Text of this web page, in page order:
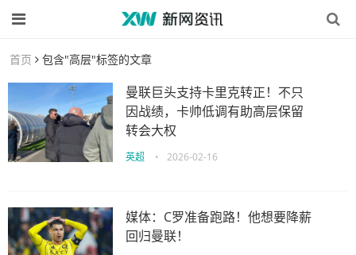
首页 包含"高层"标签的文章
曼联巨头支持卡里克转正！不只
因战绩，卡帅低调有助高层保留
转会大权
英超 • 2026-02-16
媒体：C罗准备跑路！他想要降薪
回归曼联！